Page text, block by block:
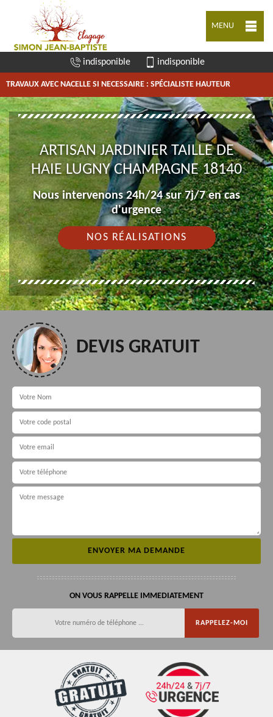
MENU
indisponible indisponible
TRAVAUX AVEC NACELLE SI NECESSAIRE : SPÉCIALISTE HAUTEUR
ARTISAN JARDINIER TAILLE DE
HAIE LUGNY CHAMPAGNE 18140
Nous intervenons 24h/24 sur 7j/7 en cas
d'urgence
NOS RÉALISATIONS
DEVIS GRATUIT
ON VOUS RAPPELLE IMMEDIATEMENT